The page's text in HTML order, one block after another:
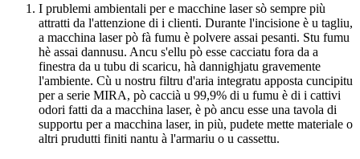
I prublemi ambientali per e macchine laser sò sempre più
attratti da l'attenzione di i clienti. Durante l'incisione è u tagliu,
a macchina laser pò fà fumu è polvere assai pesanti. Stu fumu
hè assai dannusu. Ancu s'ellu pò esse cacciatu fora da a
finestra da u tubu di scaricu, hà dannighjatu gravemente
l'ambiente. Cù u nostru filtru d'aria integratu apposta cuncipitu
per a serie MIRA, pò caccià u 99,9% di u fumu è di i cattivi
odori fatti da a macchina laser, è pò ancu esse una tavola di
supportu per a macchina laser, in più, pudete mette materiale o
altri prudutti finiti nantu à l'armariu o u cassettu.